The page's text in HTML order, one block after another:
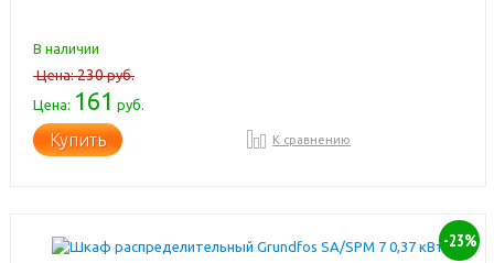
В наличии
Цена:230руб.
Цена: 161 руб.
Купить К сравнению
-23%